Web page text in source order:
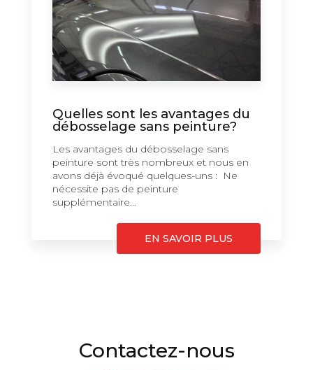
Quelles sont les avantages du
débosselage sans peinture?
Les avantages du débosselage sans
peinture sont très nombreux et nous en
avons déjà évoqué quelques-uns : Ne
nécessite pas de peinture
supplémentaire...
EN SAVOIR PLUS
Contactez-nous